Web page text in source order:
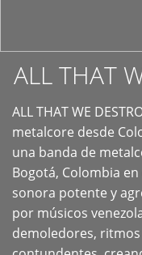
ALL THAT
ALL THAT WE
metalcore desde
una banda de
Bogotá, Colombia
sonora potente y
por músicos
demoledores,